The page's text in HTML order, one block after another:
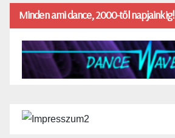
Minden ami dance, 2000-től napjainkig!